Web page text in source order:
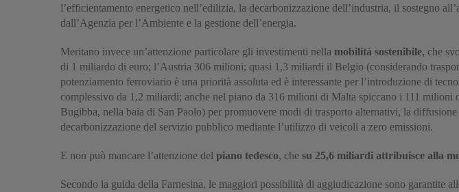
l’efficientamento energetico nell’edilizia, la decarbonizzazione dell’industria, il sostegno
dall’Agenzia per l’Ambiente e la gestione dell’energia.
Meritano invece un’attenzione particolare gli investimenti nella mobilità sostenibile, che
di 1 miliardo di euro; l’Austria 306 milioni; quasi 1,3 miliardi il Belgio (considerando
potenziamento ferroviario è una priorità assoluta ed è interessante per l’introduzione di
complessivo da 1,2 miliardi; anche nel piano da 316 milioni di Malta spiccano i 111
Bugibba, nella baia di San Paolo) per promuovere modi di trasporto alternativi, la
decarbonizzazione del servizio pubblico mediante l’utilizzo di veicoli a zero emissioni.
E non può mancare l’attenzione del piano tedesco, che su 25,6 miliardi attribuisce alla
Secondo la guida della Farnesina, le maggiori possibilità di aggiudicazione sono garantite